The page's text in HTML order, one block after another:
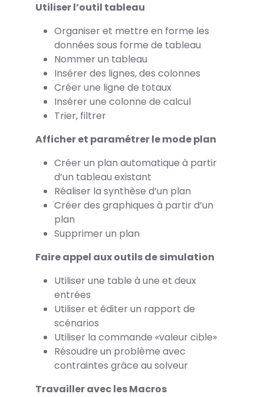
Utiliser l’outil tableau
Organiser et mettre en forme les
données sous forme de tableau
Nommer un tableau
Insérer des lignes, des colonnes
Créer une ligne de totaux
Insérer une colonne de calcul
Trier, filtrer
Afficher et paramétrer le mode plan
Créer un plan automatique à partir
d’un tableau existant
Réaliser la synthèse d’un plan
Créer des graphiques à partir d’un
plan
Supprimer un plan
Faire appel aux outils de simulation
Utiliser une table à une et deux
entrées
Utiliser et éditer un rapport de
scénarios
Utiliser la commande «valeur cible»
Résoudre un problème avec
contraintes grâce au solveur
Travailler avec les Macros